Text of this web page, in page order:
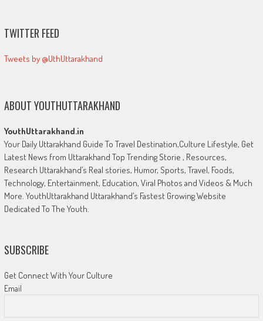
TWITTER FEED
Tweets by @UthUttarakhand
ABOUT YOUTHUTTARAKHAND
YouthUttarakhand.in
Your Daily Uttarakhand Guide To Travel Destination,Culture Lifestyle, Get
Latest News from Uttarakhand Top Trending Storie , Resources,
Research Uttarakhand’s Real stories, Humor, Sports, Travel, Foods,
Technology, Entertainment, Education, Viral Photos and Videos & Much
More. YouthUttarakhand Uttarakhand’s Fastest Growing Website
Dedicated To The Youth.
SUBSCRIBE
Get Connect With Your Culture
Email